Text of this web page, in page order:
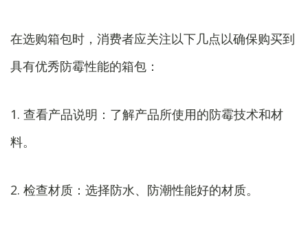
在选购箱包时，消费者应关注以下几点以确保购买到
具有优秀防霉性能的箱包：
1. 查看产品说明：了解产品所使用的防霉技术和材
料。
2. 检查材质：选择防水、防潮性能好的材质。